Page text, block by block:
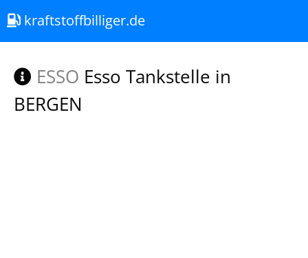
kraftstoffbilliger.de
ESSO Esso Tankstelle in
BERGEN